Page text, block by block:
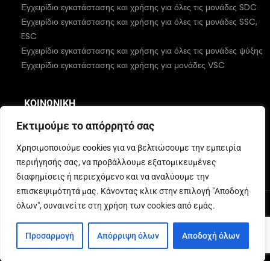
Εκτιμούμε το απόρρητό σας
Χρησιμοποιούμε cookies για να βελτιώσουμε την εμπειρία
περιήγησής σας, να προβάλλουμε εξατομικευμένες
διαφημίσεις ή περιεχόμενο και να αναλύουμε την
επισκεψιμότητά μας. Κάνοντας κλικ στην επιλογή "Αποδοχή
όλων", συναινείτε στη χρήση των cookies από εμάς.
Προσαρμογή Απόρριψη όλων Αποδοχή όλων
Εγχειρίδιο εγκατάστασης και χρήσης για όλες τις μονάδες SDC
Εγχειρίδιο εγκατάστασης και χρήσης για όλες τις μονάδες SSC,
ESC
Εγχειρίδιο εγκατάστασης και χρήσης για όλες τις μονάδες ψύξης
Εγχειρίδιο εγκατάστασης και χρήσης για μονάδες VSC
ΚΟΙΝΩΝΙΚΉ
© 2026 MBC Marine. Όλα τα δικαιώματα διατηρούνται